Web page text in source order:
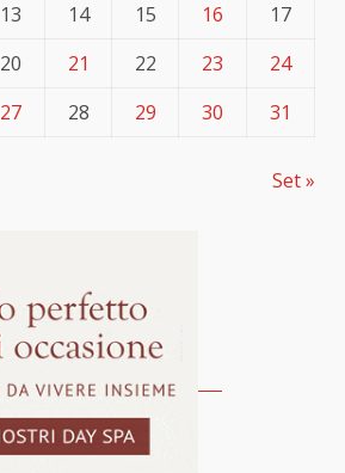
13 14 15 16
17
20 21 22 23
24
27 28 29 30 31
Set »